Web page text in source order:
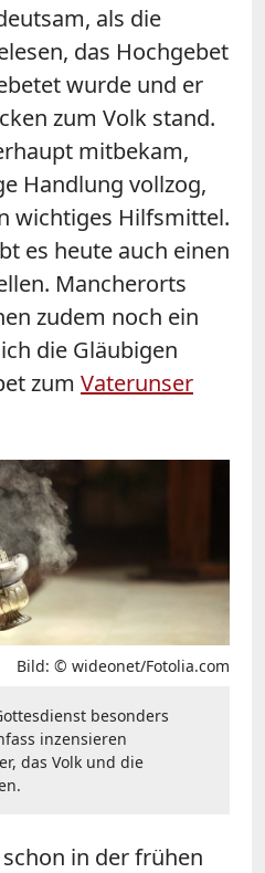
als die
das Hochgebet
wurde und er
zum Volk stand.
mitbekam,
Handlung vollzog,
wichtiges Hilfsmittel.
es heute auch einen
Mancherorts
zudem noch ein
die Gläubigen
zum Vaterunser
Bild: © wideonet/Fotolia.com
besonders
inzensieren
das Volk und die
in der frühen